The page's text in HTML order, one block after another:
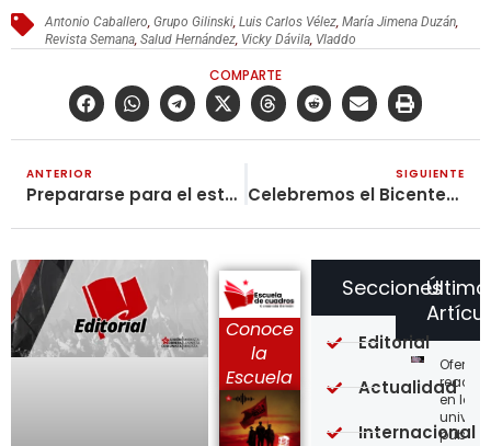
Antonio Caballero,Grupo Gilinski,Luis Carlos Vélez,María Jimena Duzán,
Revista Semana,Salud Hernández, Vicky Dávila, Vladdo
COMPARTE
ANTERIOR
Prepararse para el estallido social que se está gestando
SIGUIENTE
Celebremos el Bicentenario de Friedrich Engels
Conoce
la
Escuela
en las
Secciones
Editorial
Actualidad
Internacional